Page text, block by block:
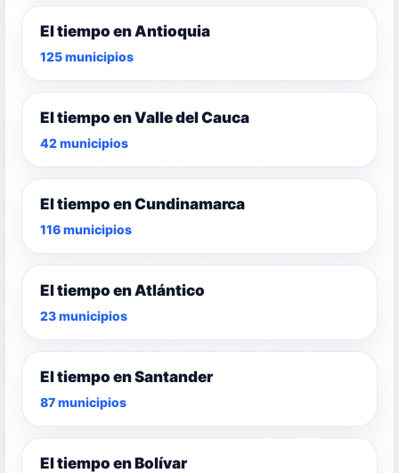
El tiempo en Antioquia
125 municipios
El tiempo en Valle del Cauca
42 municipios
El tiempo en Cundinamarca
116 municipios
El tiempo en Atlántico
23 municipios
El tiempo en Santander
87 municipios
El tiempo en Bolívar